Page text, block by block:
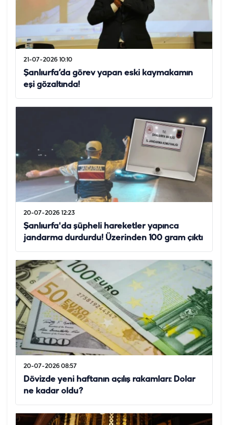
21-07-2026 10:10
Şanlıurfa’da görev yapan eski kaymakamın
eşi gözaltında!
20-07-2026 12:23
Şanlıurfa'da şüpheli hareketler yapınca
jandarma durdurdu! Üzerinden 100 gram çıktı
20-07-2026 08:57
Dövizde yeni haftanın açılış rakamları: Dolar
ne kadar oldu?